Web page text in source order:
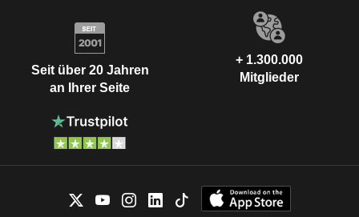
Seit über 20 Jahren
an Ihrer Seite
+ 1.300.000
Mitglieder